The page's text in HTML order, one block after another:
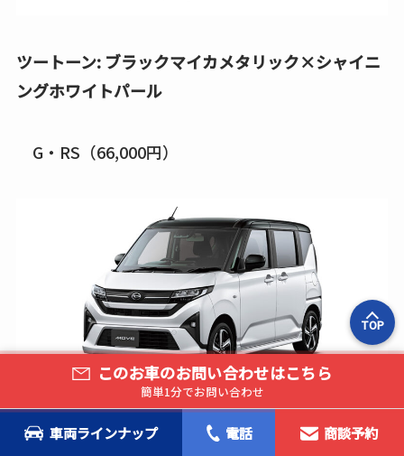
ツートーン: ブラックマイカメタリック×シャイニ
ングホワイトパール
G・RS（66,000円）
ツートーン:ブライトシルバーメタリック×スカイ
このお車のお問い合わせはこちら
簡単1分でお問い合わせ
車両ラインナップ 電話 商談予約
TOP